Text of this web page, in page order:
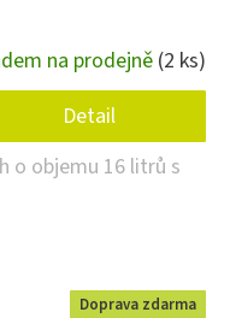
na prodejně (2 ks)
Detail
o objemu 16 litrů s
Doprava zdarma